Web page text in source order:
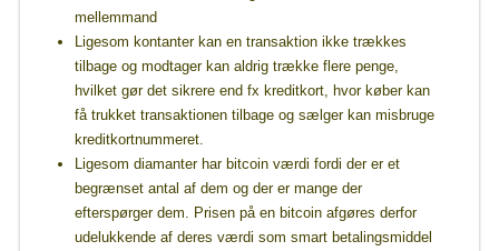
mellemmand
Ligesom kontanter kan en transaktion ikke trækkes
tilbage og modtager kan aldrig trække flere penge,
hvilket gør det sikrere end fx kreditkort, hvor køber kan
få trukket transaktionen tilbage og sælger kan misbruge
kreditkortnummeret.
Ligesom diamanter har bitcoin værdi fordi der er et
begrænset antal af dem og der er mange der
efterspørger dem. Prisen på en bitcoin afgøres derfor
udelukkende af deres værdi som smart betalingsmiddel